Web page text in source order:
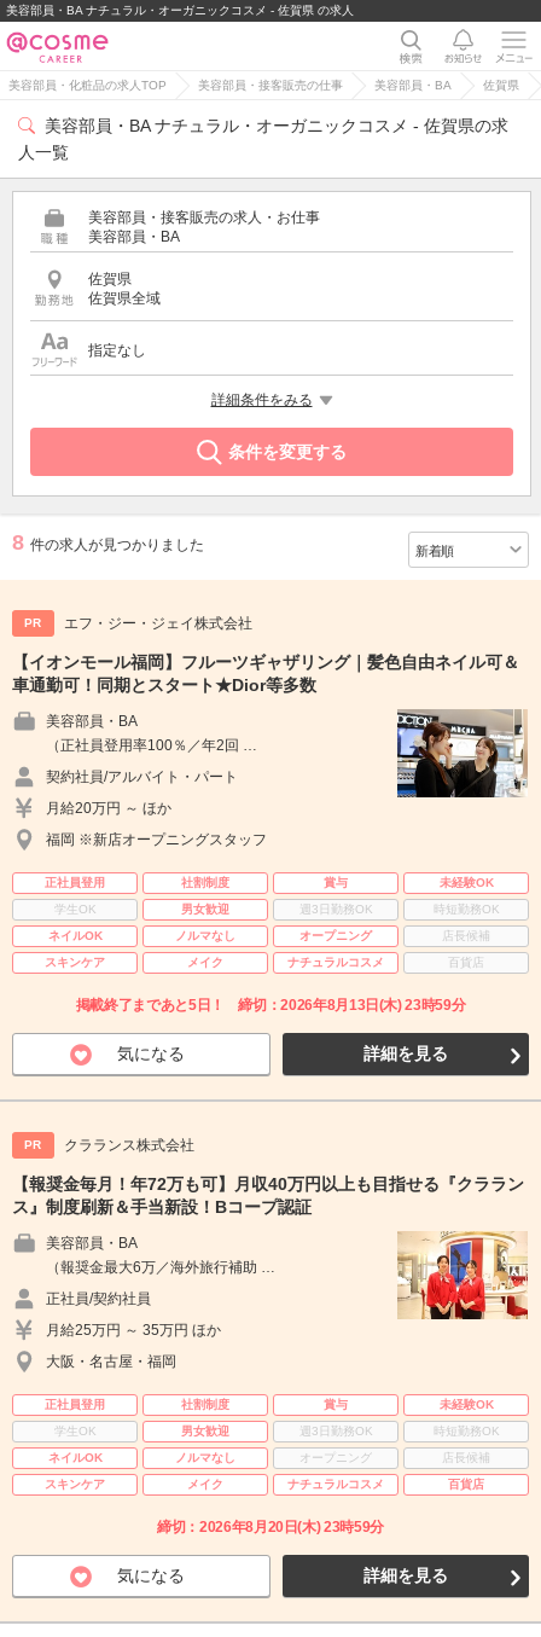
美容部員・BA ナチュラル・オーガニックコスメ - 佐賀県 の求人
美容部員・化粧品の求人TOP 美容部員・接客販売の仕事 美容部員・BA 佐賀県
美容部員・BA ナチュラル・オーガニックコスメ - 佐賀県の求
人一覧
美容部員・接客販売の求人・お仕事
美容部員・BA
佐賀県
佐賀県全域
指定なし
詳細条件をみる
条件を変更する
8 件の求人が見つかりました
PR エフ・ジー・ジェイ株式会社
【イオンモール福岡】フルーツギャザリング｜髪色自由ネイル可＆
車通勤可！同期とスタート★Dior等多数
美容部員・BA
（正社員登用率100％／年2回 …
契約社員/アルバイト・パート
月給20万円 ～ ほか
福岡 ※新店オープニングスタッフ
正社員登用 社割制度 賞与
未経験OK
学生OK
男女歓迎 週3日勤務OK
時短勤務OK
ネイルOK
ノルマなし オープニング
店長候補
スキンケア
メイク ナチュラルコスメ 百貨店
掲載終了まであと5日！ 締切：2026年8月13日(木) 23時59分
気になる 詳細を見る
PR クラランス株式会社
【報奨金毎月！年72万も可】月収40万円以上も目指せる『クララン
ス』制度刷新＆手当新設！Bコープ認証
美容部員・BA
（報奨金最大6万／海外旅行補助 …
正社員/契約社員
月給25万円 ～ 35万円 ほか
大阪・名古屋・福岡
正社員登用 社割制度 賞与
未経験OK
学生OK
男女歓迎 週3日勤務OK
時短勤務OK
ネイルOK
ノルマなし オープニング
店長候補
スキンケア
メイク ナチュラルコスメ 百貨店
締切：2026年8月20日(木) 23時59分
気になる 詳細を見る